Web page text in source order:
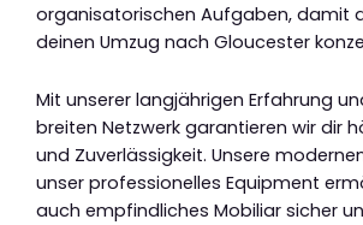
organisatorischen Aufgaben, damit
deinen Umzug nach Gloucester
Mit unserer langjährigen Erfahrung
breiten Netzwerk garantieren wir dir
und Zuverlässigkeit. Unsere
unser professionelles Equipment
auch empfindliches Mobiliar sicher